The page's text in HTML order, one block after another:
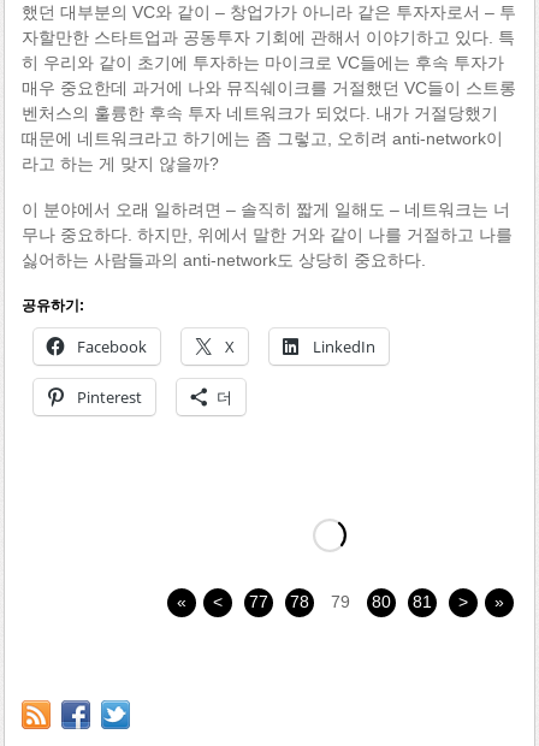
했던 대부분의 VC와 같이 – 창업가가 아니라 같은 투자자로서 – 투
자할만한 스타트업과 공동투자 기회에 관해서 이야기하고 있다. 특
히 우리와 같이 초기에 투자하는 마이크로 VC들에는 후속 투자가
매우 중요한데 과거에 나와 뮤직쉐이크를 거절했던 VC들이 스트롱
벤처스의 훌륭한 후속 투자 네트워크가 되었다. 내가 거절당했기
때문에 네트워크라고 하기에는 좀 그렇고, 오히려 anti-network이
라고 하는 게 맞지 않을까?
이 분야에서 오래 일하려면 – 솔직히 짧게 일해도 – 네트워크는 너
무나 중요하다. 하지만, 위에서 말한 거와 같이 나를 거절하고 나를
싫어하는 사람들과의 anti-network도 상당히 중요하다.
공유하기:
Facebook X LinkedIn
Pinterest 더
« < 77 78 79 80 81 > »